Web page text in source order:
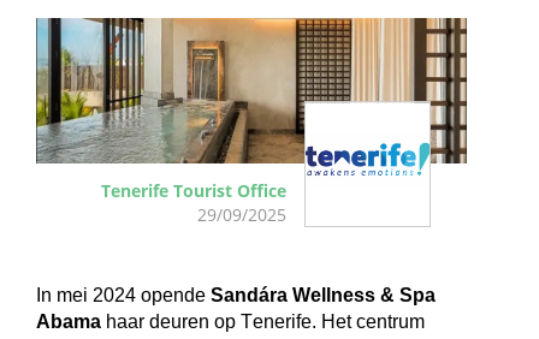
Tenerife Tourist Office
29/09/2025
In mei 2024 opende Sandára Wellness
Abama haar deuren op Tenerife. Het centrum